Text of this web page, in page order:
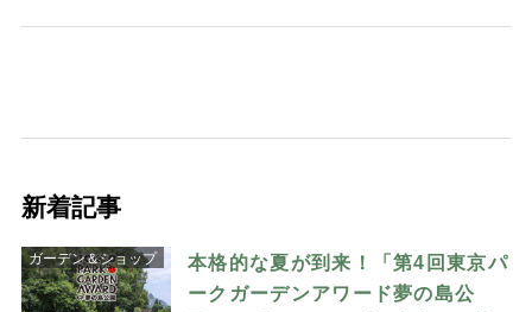
新着記事
ガーデン＆ショップ
本格的な夏が到来！「第4回東京パ
ークガーデンアワード夢の島公